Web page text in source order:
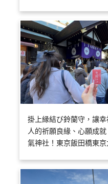
掛上縁結び鈴蘭守，讓
人的祈願良緣、心願成
氣神社！東京飯田橋東